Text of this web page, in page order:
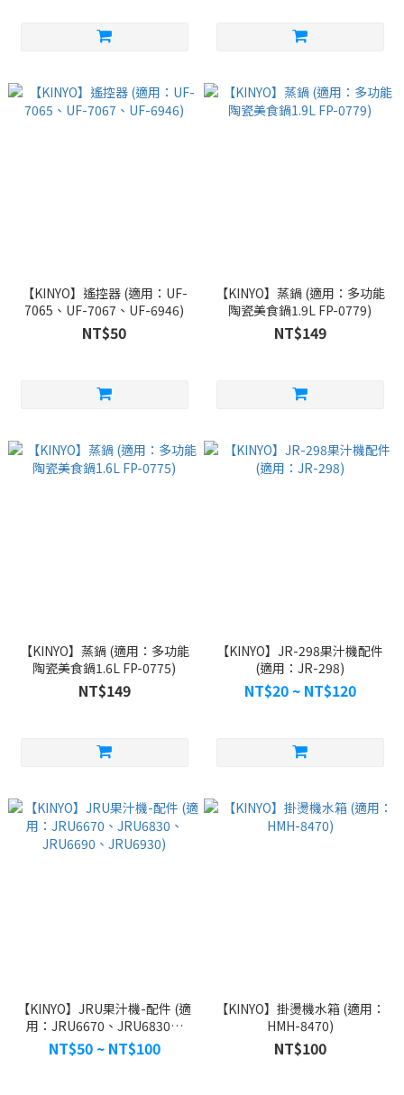
【KINYO】遙控器 (適用：UF-
7065、UF-7067、UF-6946)
NT$50
【KINYO】蒸鍋 (適用：多功能
陶瓷美食鍋1.9L FP-0779)
NT$149
【KINYO】蒸鍋 (適用：多功能
陶瓷美食鍋1.6L FP-0775)
NT$149
【KINYO】JR-298果汁機配件
(適用：JR-298)
NT$20 ~ NT$120
【KINYO】JRU果汁機-配件 (適
用：JRU6670、JRU6830、
JRU6690、JRU6930)
NT$50 ~ NT$100
【KINYO】掛燙機水箱 (適用：
HMH-8470)
NT$100